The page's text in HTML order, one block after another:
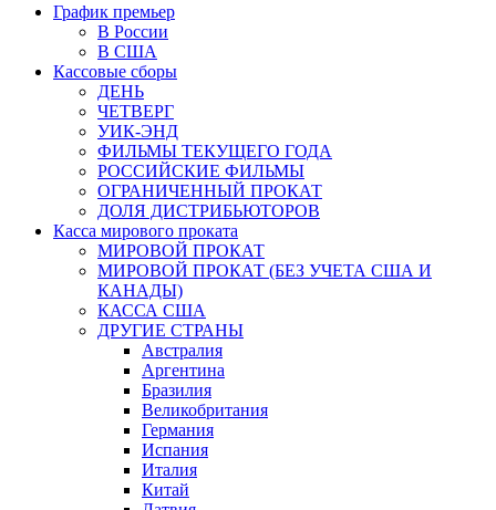
График премьер
В России
В США
Кассовые сборы
ДЕНЬ
ЧЕТВЕРГ
УИК-ЭНД
ФИЛЬМЫ ТЕКУЩЕГО ГОДА
РОССИЙСКИЕ ФИЛЬМЫ
ОГРАНИЧЕННЫЙ ПРОКАТ
ДОЛЯ ДИСТРИБЬЮТОРОВ
Касса мирового проката
МИРОВОЙ ПРОКАТ
МИРОВОЙ ПРОКАТ (БЕЗ УЧЕТА США И
КАНАДЫ)
КАССА США
ДРУГИЕ СТРАНЫ
Австралия
Аргентина
Бразилия
Великобритания
Германия
Испания
Италия
Китай